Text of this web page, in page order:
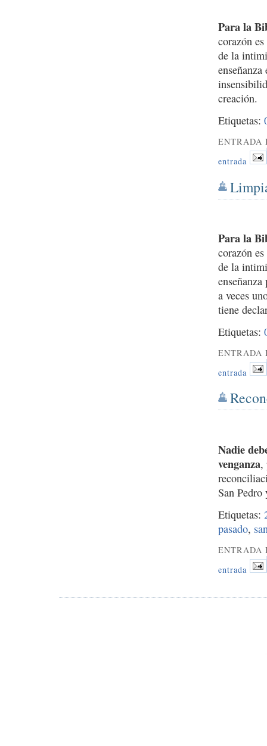
Para la
corazón
de la
creación.
Etiquetas:
ENTRADA
entrada
Para la
corazón
de la
a veces
tiene
Etiquetas:
ENTRADA
entrada
Nadie
venganza,
San
Etiquetas:
pasado,
ENTRADA
entrada